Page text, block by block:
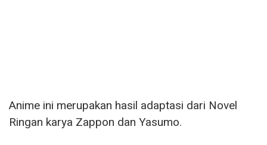
Anime ini merupakan hasil adaptasi dari Novel
Ringan karya Zappon dan Yasumo.